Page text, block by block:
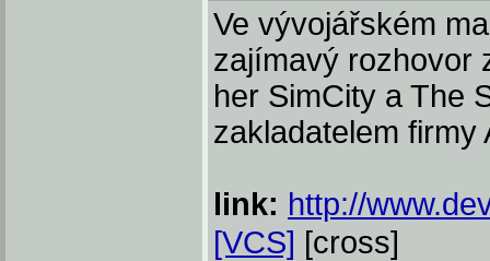
Ve vývojářském
zajímavý rozhovor
her SimCity a The
zakladatelem firmy
link: http://
[VCS] [cross]